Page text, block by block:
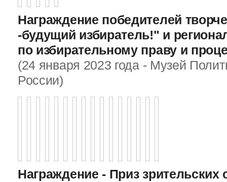
Награждение победителей
-будущий избиратель!" и
по избирательному праву и
(24 января 2023 года - Музей
России)
Награждение - Приз зрительских